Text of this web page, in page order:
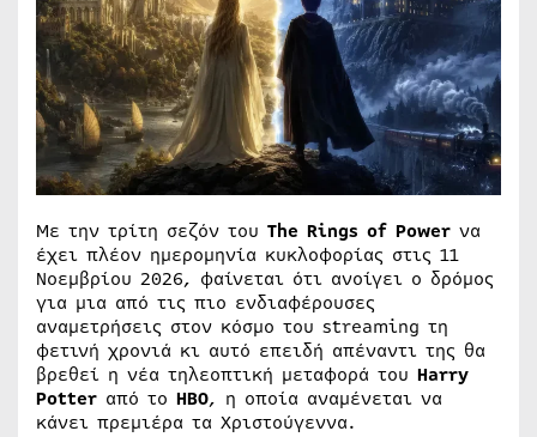
Με την τρίτη σεζόν του The Rings of Power να
έχει πλέον ημερομηνία κυκλοφορίας στις 11
Νοεμβρίου 2026, φαίνεται ότι ανοίγει ο δρόμος
για μια από τις πιο ενδιαφέρουσες
αναμετρήσεις στον κόσμο του streaming τη
φετινή χρονιά κι αυτό επειδή απέναντι της θα
βρεθεί η νέα τηλεοπτική μεταφορά του Harry
Potter από το HBO, η οποία αναμένεται να
κάνει πρεμιέρα τα Χριστούγεννα.